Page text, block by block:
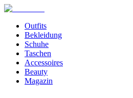
Outfits
Bekleidung
Schuhe
Taschen
Accessoires
Beauty
Magazin